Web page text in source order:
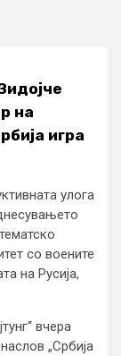
на
игра
улога
со воените
на Русија,
вчера
„Србија